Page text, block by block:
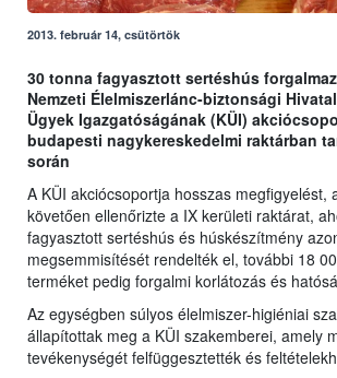
2013. február 14, csütörtök
30 tonna fagyasztott sertéshús
Nemzeti Élelmiszerlánc-biztonsági
Ügyek Igazgatóságának (KÜI)
budapesti nagykereskedelmi raktárban
során
A KÜI akciócsoportja hosszas megfigyelést,
követően ellenőrizte a IX kerületi raktárat,
fagyasztott sertéshús és húskészítmény
megsemmisítését rendelték el, további 18
terméket pedig forgalmi korlátozás és
Az egységben súlyos élelmiszer-higiéniai
állapítottak meg a KÜI szakemberei, amely
tevékenységét felfüggesztették és